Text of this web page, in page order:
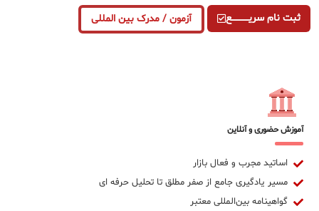
ثبت نام سریــــــــــــع آزمون / مدرک بین المللی
آموزش حضوری و آنلاین
اساتید مجرب و فعال بازار
مسیر یادگیری جامع از صفر مطلق تا تحلیل حرفه ای
گواهینامه بین‌المللی معتبر